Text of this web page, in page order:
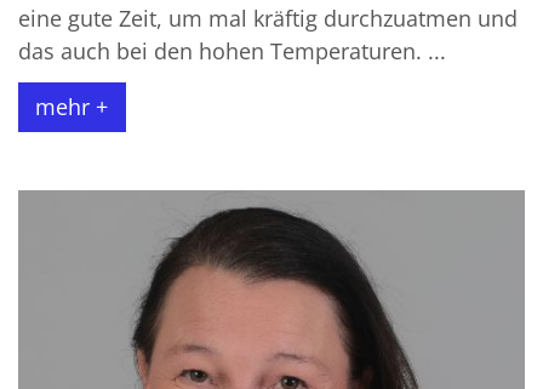
eine gute Zeit, um mal kräftig durchzuatmen und
das auch bei den hohen Temperaturen. ...
mehr +